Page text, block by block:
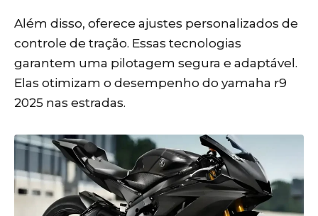
Além disso, oferece ajustes personalizados de
controle de tração. Essas tecnologias
garantem uma pilotagem segura e adaptável.
Elas otimizam o desempenho do yamaha r9
2025 nas estradas.